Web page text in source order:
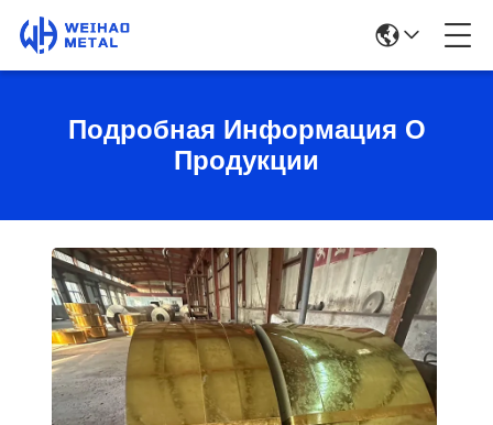
Подробная Информация О
Продукции